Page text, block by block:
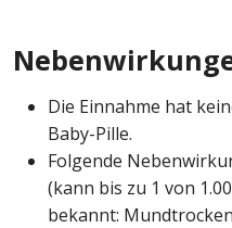
Die Einnahme hat
Baby-Pille.
Folgende
(kann bis zu 1 von
bekannt: